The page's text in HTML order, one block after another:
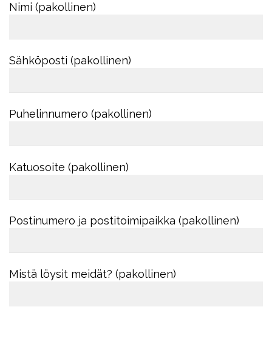
Nimi (pakollinen)
Sähköposti (pakollinen)
Puhelinnumero (pakollinen)
Katuosoite (pakollinen)
Postinumero ja postitoimipaikka (pakollinen)
Mistä löysit meidät? (pakollinen)